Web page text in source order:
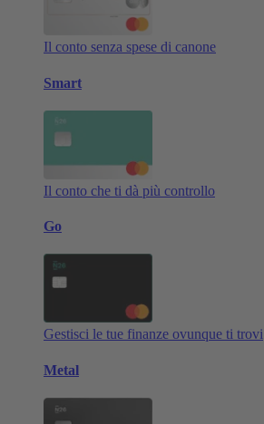
Il conto senza spese di canone
Smart
Il conto che ti dà più controllo
Go
Gestisci le tue finanze ovunque ti trovi
Metal